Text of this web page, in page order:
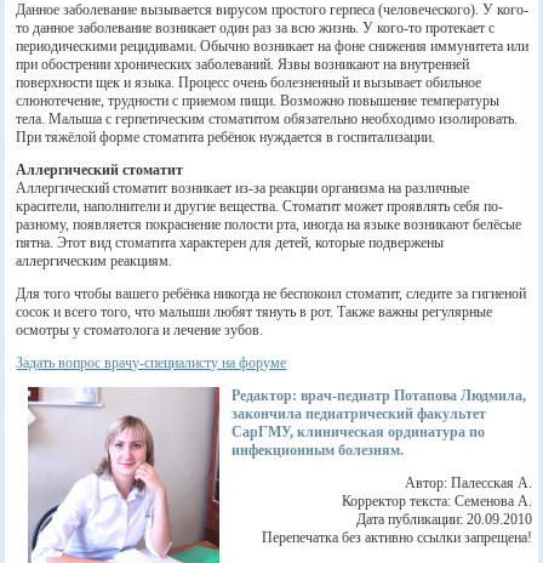
Данное заболевание вызывается вирусом простого герпеса (человеческого). У кого-
то данное заболевание возникает один раз за всю жизнь. У кого-то протекает с
периодическими рецидивами. Обычно возникает на фоне снижения иммунитета или
при обострении хронических заболеваний. Язвы возникают на внутренней
поверхности щек и языка. Процесс очень болезненный и вызывает обильное
слюнотечение, трудности с приемом пищи. Возможно повышение температуры
тела. Малыша с герпетическим стоматитом обязательно необходимо изолировать.
При тяжёлой форме стоматита ребёнок нуждается в госпитализации.
Аллергический стоматит
Аллергический стоматит возникает из-за реакции организма на различные
красители, наполнители и другие вещества. Стоматит может проявлять себя по-
разному, появляется покраснение полости рта, иногда на языке возникают белёсые
пятна. Этот вид стоматита характерен для детей, которые подвержены
аллергическим реакциям.
Для того чтобы вашего ребёнка никогда не беспокоил стоматит, следите за гигиеной
сосок и всего того, что малыши любят тянуть в рот. Также важны регулярные
осмотры у стоматолога и лечение зубов.
Задать вопрос врачу-специалисту на форуме
Редактор: врач-педиатр Потапова Людмила,
закончила педиатрический факультет
СарГМУ, клиническая ординатура по
инфекционным болезням.
Автор: Палесская А.
Корректор текста: Семенова А.
Дата публикации: 20.09.2010
Перепечатка без активно ссылки запрещена!